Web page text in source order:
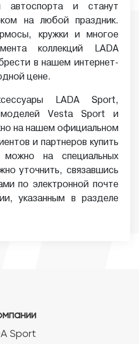
автоспорта и станут
на любой праздник.
кружки и многое
коллекций LADA
в нашем интернет-
цене.
LADA Sport,
моделей Vesta Sport и
на нашем официальном
и партнеров купить
на специальных
уточнить, связавшись
по электронной почте
указанным в разделе
Sport